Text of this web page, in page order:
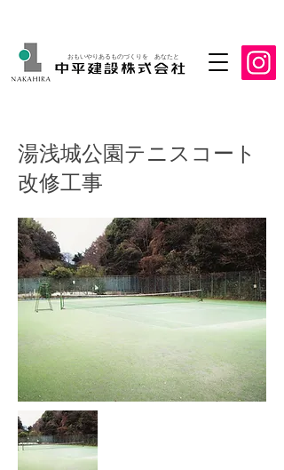
おもいやりあるものづくりを あなたと
湯浅城公園テニスコート
改修工事